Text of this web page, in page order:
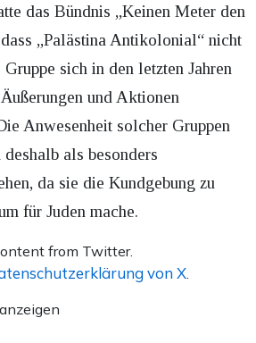
das Bündnis „Keinen Meter den
„Palästina Antikolonial“ nicht
sich in den letzten Jahren
und Aktionen
Anwesenheit solcher Gruppen
als besonders
da sie die Kundgebung zu
für Juden mache.
from Twitter.
von X.